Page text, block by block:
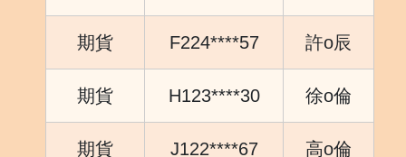
期貨 F224****57 許o辰
期貨 H123****30 徐o倫
期貨 J122****67 高o倫